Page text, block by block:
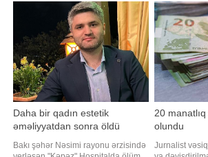
Naftalan, Daşkəsən, Mingəçevir,
Cəlilabad, Biləsuvar, Hacıqabul,
Xaçmaz, Siyəzən
yanğının
tərəfindən
Hadis
Daha bir qadın estetik
əməliyyatdan sonra öldü
Bakı şəhər Nəsimi rayonu ərzisində
20
olundu
Jurnalist